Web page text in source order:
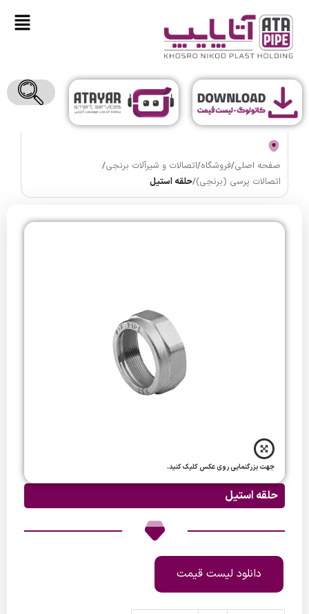
صفحه اصلی/فروشگاه/اتصالات و شیرآلات برنجی/
اتصالات پرسی (برنجی)/حلقه استیل
حلقه استیل
دانلود لیست قیمت
جهت بزرگنمایی روی عکس کلیک کنید.